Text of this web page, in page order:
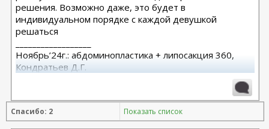
решения. Возможно даже, это будет в
индивидуальном порядке с каждой девушкой
решаться
Ноябрь’24г.: абдоминопластика + липосакция 360,
Кондратьев Д.Г.
Спасибо: 2 Показать список